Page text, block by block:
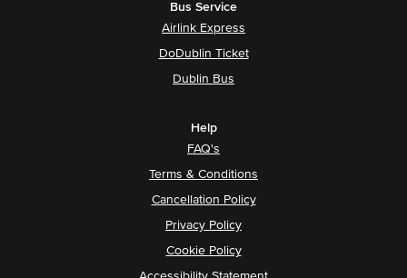
Bus Service
Airlink Express
DoDublin Ticket
Dublin Bus
Help
FAQ's
Terms & Conditions
Cancellation Policy
Privacy Policy
Cookie Policy